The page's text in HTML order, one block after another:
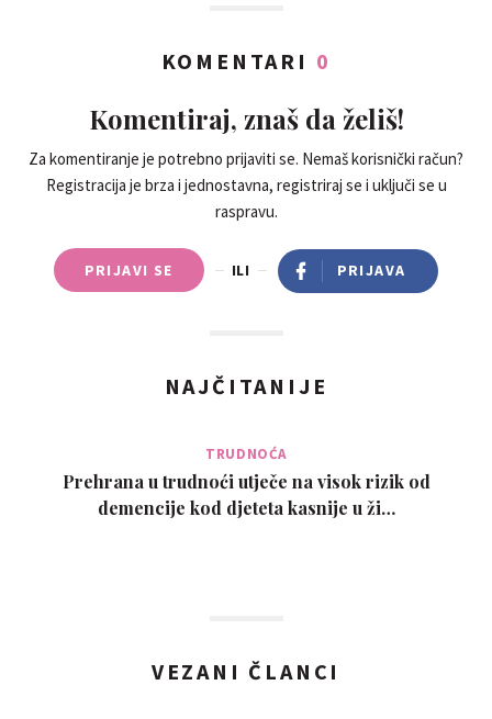
KOMENTARI 0
Komentiraj, znaš da želiš!
Za komentiranje je potrebno prijaviti se. Nemaš korisnički račun?
Registracija je brza i jednostavna, registriraj se i uključi se u
raspravu.
PRIJAVI SE ILI PRIJAVA
NAJČITANIJE
TRUDNOĆA
Prehrana u trudnoći utječe na visok rizik od
demencije kod djeteta kasnije u ži…
VEZANI ČLANCI